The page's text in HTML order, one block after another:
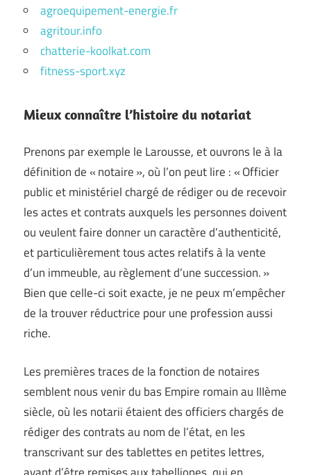
agroequipement-energie.fr
agritour.info
chatterie-koolkat.com
fitness-sport.xyz
Mieux connaître l’histoire du notariat
Prenons par exemple le Larousse, et ouvrons le à la
définition de « notaire », où l’on peut lire : « Officier
public et ministériel chargé de rédiger ou de recevoir
les actes et contrats auxquels les personnes doivent
ou veulent faire donner un caractère d’authenticité,
et particulièrement tous actes relatifs à la vente
d’un immeuble, au règlement d’une succession. »
Bien que celle-ci soit exacte, je ne peux m’empêcher
de la trouver réductrice pour une profession aussi
riche.
Les premières traces de la fonction de notaires
semblent nous venir du bas Empire romain au IIIème
siècle, où les notarii étaient des officiers chargés de
rédiger des contrats au nom de l’état, en les
transcrivant sur des tablettes en petites lettres,